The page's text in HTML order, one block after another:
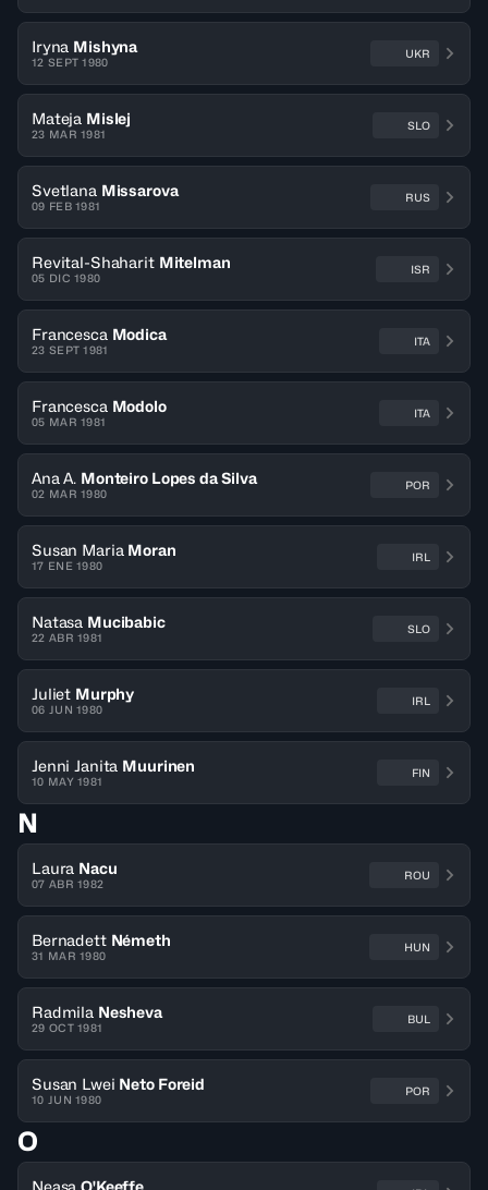
Iryna Mishyna
12 SEPT 1980
UKR
Mateja Mislej
23 MAR 1981
SLO
Svetlana Missarova
09 FEB 1981
RUS
Revital-Shaharit Mitelman
05 DIC 1980
ISR
Francesca Modica
23 SEPT 1981
ITA
Francesca Modolo
05 MAR 1981
ITA
Ana A. Monteiro Lopes da Silva
02 MAR 1980
POR
Susan Maria Moran
17 ENE 1980
IRL
Natasa Mucibabic
22 ABR 1981
SLO
Juliet Murphy
06 JUN 1980
IRL
Jenni Janita Muurinen
10 MAY 1981
FIN
N
Laura Nacu
07 ABR 1982
ROU
Bernadett Németh
31 MAR 1980
HUN
Radmila Nesheva
29 OCT 1981
BUL
Susan Lwei Neto Foreid
10 JUN 1980
POR
O
Neasa O'Keeffe